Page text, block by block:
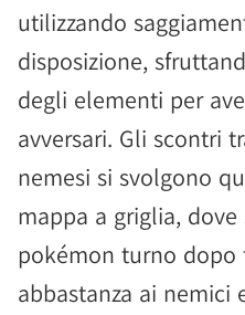
utilizzando
disposizione,
degli elementi per
avversari. Gli scontri
nemesi si svolgono
mappa a griglia,
pokémon turno dopo
abbastanza ai